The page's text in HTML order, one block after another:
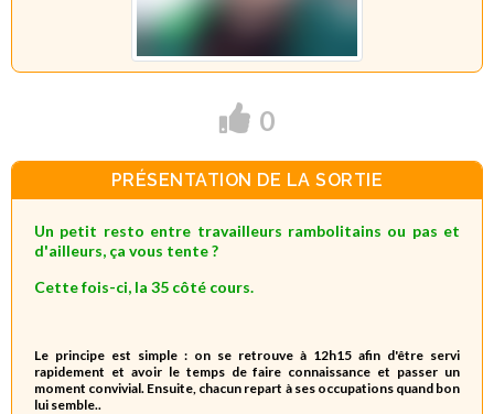
0
PRÉSENTATION DE LA SORTIE
Un petit resto entre travailleurs rambolitains ou pas et
d'ailleurs, ça vous tente ?
Cette fois-ci, la 35 côté cours.
Le principe est simple : on se retrouve à 12h15 afin d'être servi
rapidement et avoir le temps de faire connaissance et passer un
moment convivial. Ensuite, chacun repart à ses occupations quand bon
lui semble..